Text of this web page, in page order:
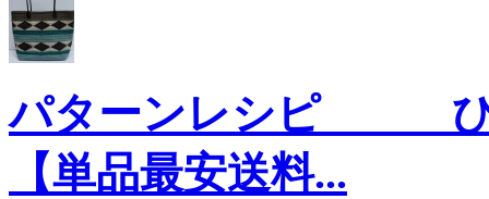
パターンレシピ
【単品最安送料...